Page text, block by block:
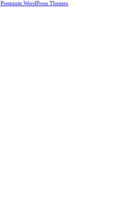
Premium WordPress Themes